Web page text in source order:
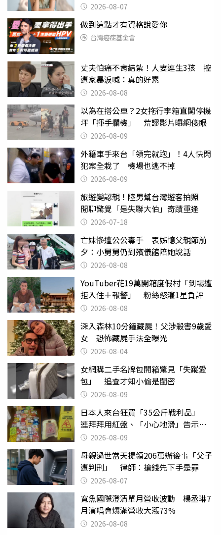
2026-08-07
做到這點才有資格說愛你
台灣癌症基金會
丈夫怕痛不肯結紮！人妻連生3孩 控
遭家暴淚喊：真的好累
2026-08-08
以為在搭公車？2女拖行李箱直闖停機
坪「揮手攔機」 荒謬影片曝網傻眼
2026-08-09
外籍車手來台「領完就跑」！4人快閃
犯案全栽了 機場也逃不掉
2026-08-09
旅遊變認親！陸男幫台灣遊客拍照
閒聊驚覺「是失聯大伯」奇蹟重逢
2026-07-18
亡妹慘遭公公毒手 表姊憶父親節前
夕：小舅舅仍到殯儀館陪她說話
2026-08-08
YouTuber花19萬開箱度假村「到場遭
拒入住＋報警」 粉絲怒灌1星負評
2026-08-08
深入森林10分鐘藏屍！父涉殺害9歲愛
女 恐怖藏屍手法全曝光
2026-08-04
女網購二手名牌包開箱驚見「失蹤愛
包」 追查才知小偷是閨密
2026-08-09
日本人來台狂買「35公斤戰利品」
連拜拜用紅盤、「小心地滑」告示牌
也帶回家
2026-08-09
母親過世當天提領206萬辦後事「父子
遭判刑」 律師：搶錢先下手是罪
2026-08-07
寬魚國際澄清單月營收波動 楊丞琳7
月演唱會爆滿營收大漲73%
2026-08-08